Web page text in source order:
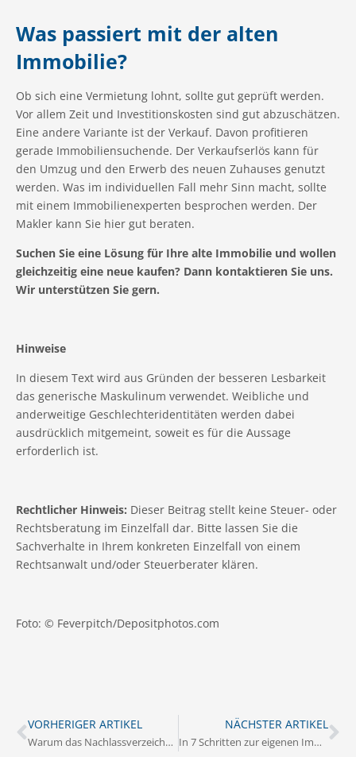
Was passiert mit der alten
Immobilie?
Ob sich eine Vermietung lohnt, sollte gut geprüft werden.
Vor allem Zeit und Investitionskosten sind gut abzuschätzen.
Eine andere Variante ist der Verkauf. Davon profitieren
gerade Immobiliensuchende. Der Verkaufserlös kann für
den Umzug und den Erwerb des neuen Zuhauses genutzt
werden. Was im individuellen Fall mehr Sinn macht, sollte
mit einem Immobilienexperten besprochen werden. Der
Makler kann Sie hier gut beraten.
Suchen Sie eine Lösung für Ihre alte Immobilie und wollen
gleichzeitig eine neue kaufen? Dann kontaktieren Sie uns.
Wir unterstützen Sie gern.
Hinweise
In diesem Text wird aus Gründen der besseren Lesbarkeit
das generische Maskulinum verwendet. Weibliche und
anderweitige Geschlechteridentitäten werden dabei
ausdrücklich mitgemeint, soweit es für die Aussage
erforderlich ist.
Rechtlicher Hinweis: Dieser Beitrag stellt keine Steuer- oder
Rechtsberatung im Einzelfall dar. Bitte lassen Sie die
Sachverhalte in Ihrem konkreten Einzelfall von einem
Rechtsanwalt und/oder Steuerberater klären.
Foto: © Feverpitch/Depositphotos.com
VORHERIGER ARTIKEL
Warum das Nachlassverzeichnis beim Immobilienerbe wichtig ist
NÄCHSTER ARTIKEL
In 7 Schritten zur eigenen Immobilie